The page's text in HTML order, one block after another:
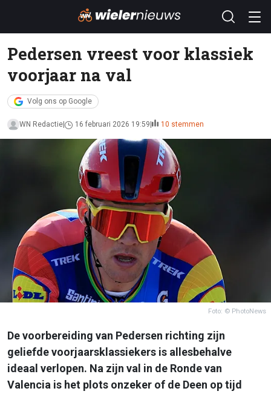
Pedersen vreest voor klassiek
voorjaar na val
Volg ons op Google
WN Redactie 16 februari 2026 19:59 10 stemmen
Foto: © PhotoNews
De voorbereiding van Pedersen richting zijn
geliefde voorjaarsklassiekers is allesbehalve
ideaal verlopen. Na zijn val in de Ronde van
Valencia is het plots onzeker of de Deen op tijd